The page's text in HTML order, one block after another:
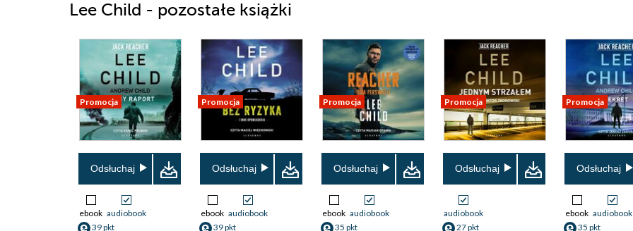
Lee Child - pozostałe książki
Promocja
Odsłuchaj
ebook audiobook
39 pkt
Promocja
Odsłuchaj
ebook audiobook
39 pkt
Promocja
Odsłuchaj
ebook audiobook
35 pkt
Promocja
Odsłuchaj
audiobook
27 pkt
Promocja
Odsłuchaj
ebook audiobook
35 pkt